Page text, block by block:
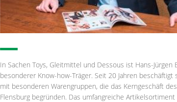
In Sachen Toys, Gleitmittel und Dessous ist Hans-Jürgen
besonderer Know-how-Träger. Seit 20 Jahren
mit besonderen Warengruppen, die das Kerngeschäft
Flensburg begründen. Das umfangreiche